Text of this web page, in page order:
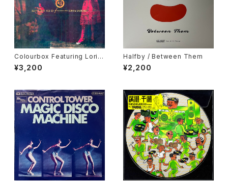
Colourbox Featuring Lorita
Grahame / Baby I Love You
So
¥3,200
Halfby / Between Them
¥2,200